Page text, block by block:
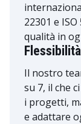
22301 e
qualità in
Flessibilità
Il nostro
su 7, il che
i progetti,
e adattare